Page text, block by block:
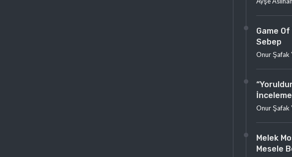
Game
Sebep
Onur Şafak
Onur Şafak
Melek
Mesele